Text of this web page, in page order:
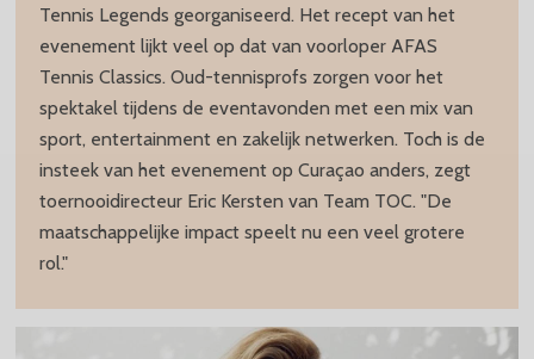
Tennis Legends georganiseerd. Het recept van het
evenement lijkt veel op dat van voorloper AFAS
Tennis Classics. Oud-tennisprofs zorgen voor het
spektakel tijdens de eventavonden met een mix van
sport, entertainment en zakelijk netwerken. Toch is de
insteek van het evenement op Curaçao anders, zegt
toernooidirecteur Eric Kersten van Team TOC. "De
maatschappelijke impact speelt nu een veel grotere
rol."